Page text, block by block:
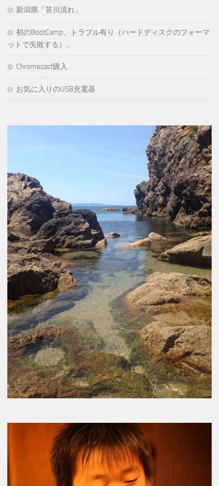
新潟県「笹川流れ」
初のBootCamp、トラブル有り（ハードディスクのフォーマ
ットで失敗する）。
Chromecast購入
お気に入りのUSB充電器